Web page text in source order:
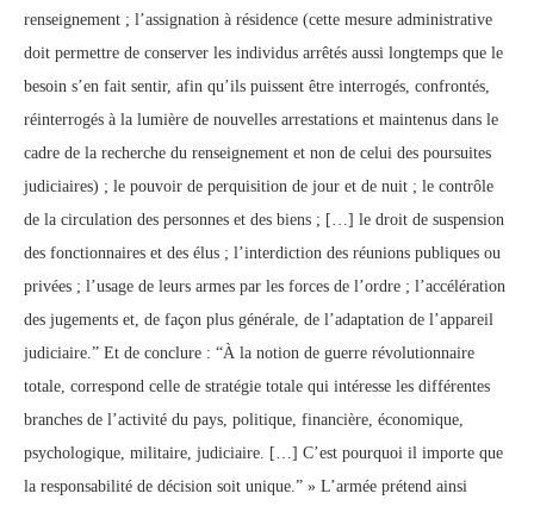
renseignement ; l’assignation à résidence (cette mesure administrative
doit permettre de conserver les individus arrêtés aussi longtemps que le
besoin s’en fait sentir, afin qu’ils puissent être interrogés, confrontés,
réinterrogés à la lumière de nouvelles arrestations et maintenus dans le
cadre de la recherche du renseignement et non de celui des poursuites
judiciaires) ; le pouvoir de perquisition de jour et de nuit ; le contrôle
de la circulation des personnes et des biens ; […] le droit de suspension
des fonctionnaires et des élus ; l’interdiction des réunions publiques ou
privées ; l’usage de leurs armes par les forces de l’ordre ; l’accélération
des jugements et, de façon plus générale, de l’adaptation de l’appareil
judiciaire.” Et de conclure : “À la notion de guerre révolutionnaire
totale, correspond celle de stratégie totale qui intéresse les différentes
branches de l’activité du pays, politique, financière, économique,
psychologique, militaire, judiciaire. […] C’est pourquoi il importe que
la responsabilité de décision soit unique.” » L’armée prétend ainsi